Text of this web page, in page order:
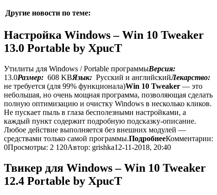
Другие новости по теме:
Настройка Windows – Win 10 Tweaker
13.0 Portable by XpucT
Утилиты для Windows / Portable программыВерсия:
13.0Размер: 608 KBЯзык: Русский и английскийЛекарство:
не требуется (для 99% функционала)Win 10 Tweaker — это
небольшая, но очень мощная программа, позволяющая сделать
полную оптимизацию и очистку Windows в несколько кликов.
Не пускает пыль в глаза бесполезными настройками, а
каждый пункт содержит подробную подсказку-описание.
Любое действие выполняется без внешних модулей —
средствами только самой программы.ПодробнееКомментарии:
0Просмотры: 2 120Автор: grishka12-11-2018, 20:40
Твикер для Windows – Win 10 Tweaker
12.4 Portable by XpucT